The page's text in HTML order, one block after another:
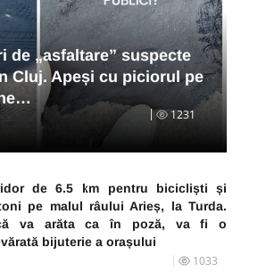
de „asfaltare” suspecte
Cluj. Apeși cu piciorul pe
1231
de 6.5 km pentru bicicliști și
pe malul râului Arieș, la Turda.
va arăta ca în poză, va fi o
bijuterie a orașului
1033